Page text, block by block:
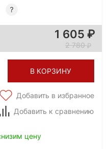
1 605
2 780
В КОРЗИНУ
Добавить в избранное
Добавить к сравнению
цену